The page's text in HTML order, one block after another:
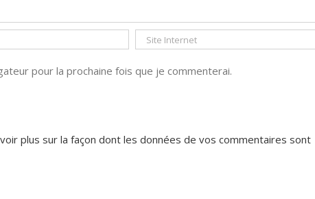
pour la prochaine fois que je commenterai.
plus sur la façon dont les données de vos commentaires sont